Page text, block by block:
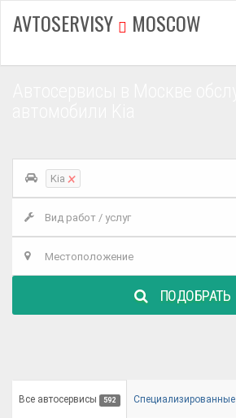
AVTOSERVISY MOSCOW
Kia ×
Вид работ / услуг
Местоположение
ПОДОБРАТЬ
Все автосервисы 592 Специализированные